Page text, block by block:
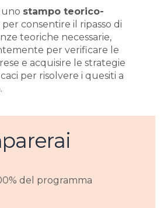
uno stampo teorico-
per consentire il ripasso di
teoriche necessarie,
per verificare le
e acquisire le strategie
per risolvere i quesiti a
del programma